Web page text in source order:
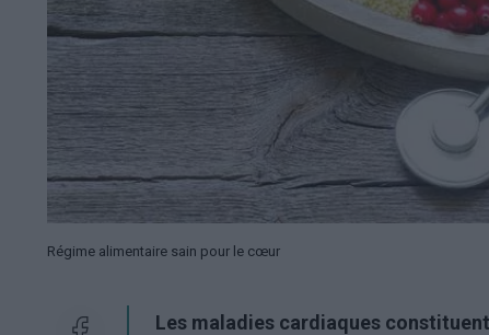
Régime alimentaire sain pour le cœur
Les maladies cardiaques